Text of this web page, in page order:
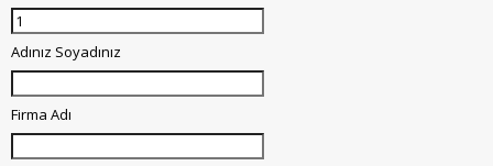
Adınız Soyadınız
Firma Adı